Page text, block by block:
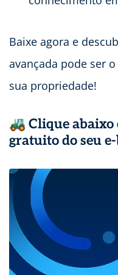
Baixe agora e
avançada pode ser
sua propriedade!
🚜 Clique abaixo
gratuito do seu